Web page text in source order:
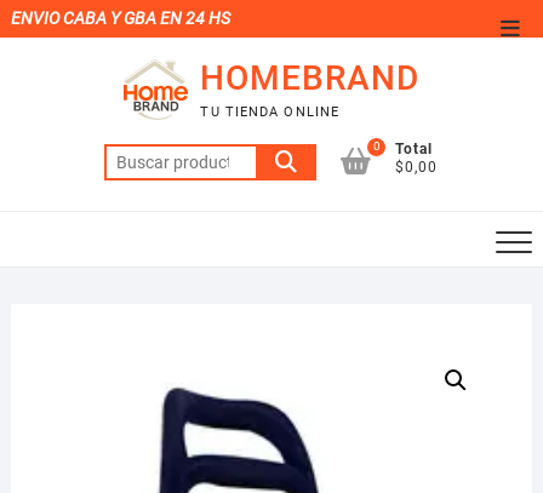
Saltar
al
ENVIO CABA Y GBA EN 24 HS
HOMEBRAND
TU TIENDA ONLINE
Buscar
por:
0
Total
$0,00